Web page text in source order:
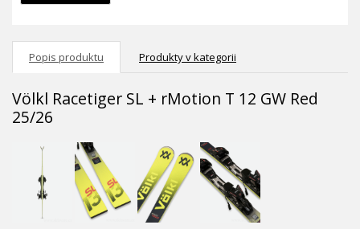
Popis produktu Produkty v kategorii
Völkl Racetiger SL + rMotion T 12 GW Red
25/26